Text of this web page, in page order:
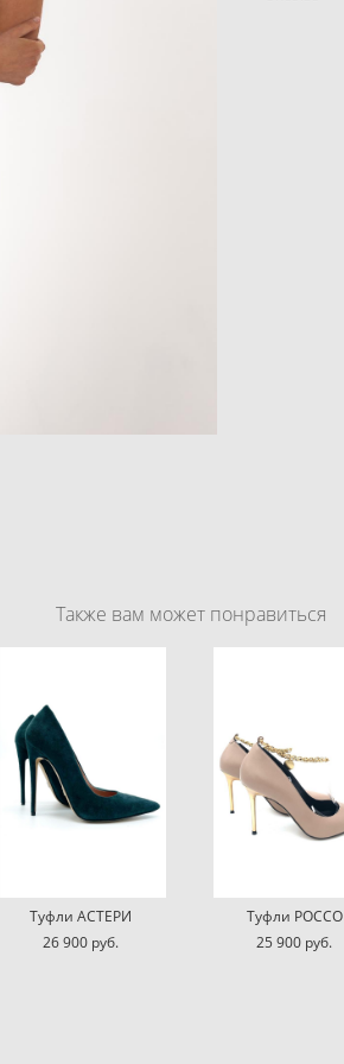
Также вам может понравиться
Туфли АСТЕРИ
26 900 pуб.
Туфли РОССО
25 900 pуб.